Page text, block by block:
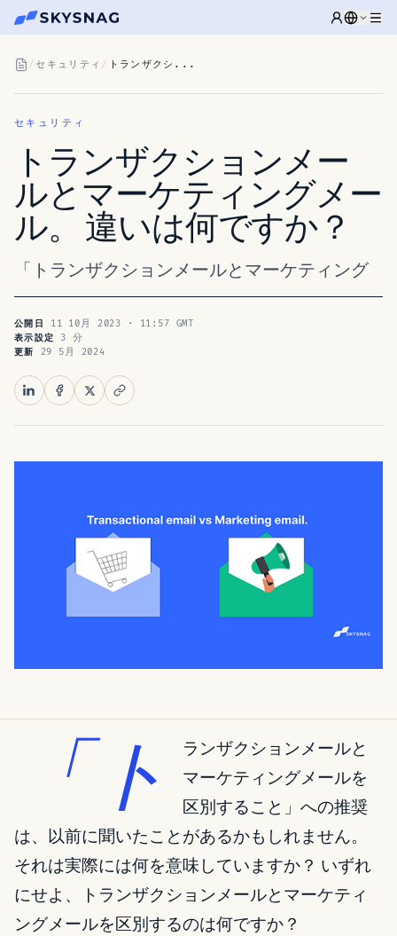
/ セキュリティ / トランザクシ...
セキュリティ
トランザクションメー
ルとマーケティングメー
ル。 違いは何ですか？
「トランザクションメールとマーケティング
公開日 11 10月 2023 · 11:57 GMT
表示設定 3 分
更新 29 5月 2024
「ト
ランザクションメールと
マーケティングメールを
区別すること」への推奨
は、以前に聞いたことがあるかもしれません。
それは実際には何を意味していますか？ いずれ
にせよ、トランザクションメールとマーケティ
ングメールを区別するのは何ですか？